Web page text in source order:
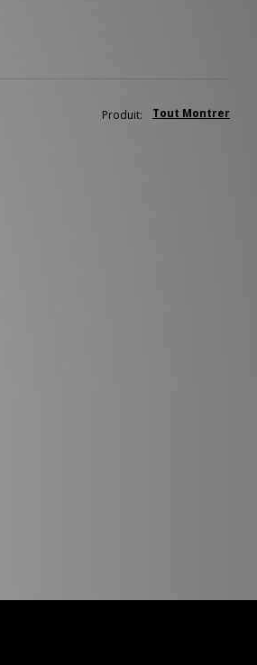
Tout Montrer
Produit: